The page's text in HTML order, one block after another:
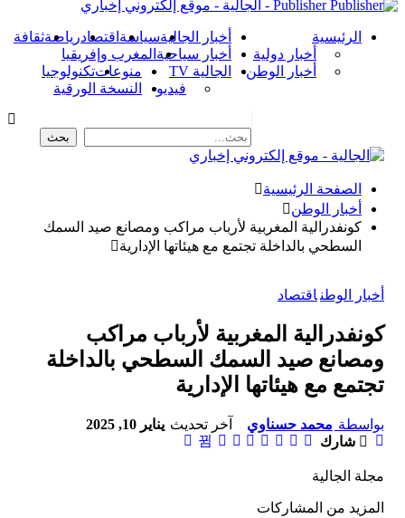
Publisher - الجالية - موقع إلكتروني إخباري
الرئيسية
أخبار دولية
أخبار الوطن
أخبار الجاليةسياسةاقتصادرياضةثقافة
أخبار سياحيةالمغرب وإفريقيا
الجالية TV
فيديو
منوعاتتكنولوجيا
النسخة الورقية
الصفحة الرئيسية
أخبار الوطن
كونفدرالية المغربية لأرباب مراكب ومصانع صيد السمك
السطحي بالداخلة تجتمع مع هيئاتها الإدارية
أخبار الوطن اقتصاد
كونفدرالية المغربية لأرباب مراكب
ومصانع صيد السمك السطحي بالداخلة
تجتمع مع هيئاتها الإدارية
بواسطةمحمد حسناوي آخر تحديثيناير 10, 2025
شارك
مجلة الجالية
المزيد من المشاركات